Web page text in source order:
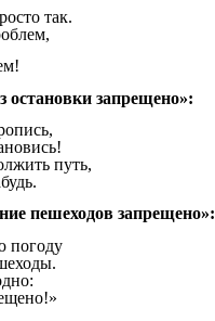
так.
остановки запрещено»:
путь,
пешеходов запрещено»:
погоду